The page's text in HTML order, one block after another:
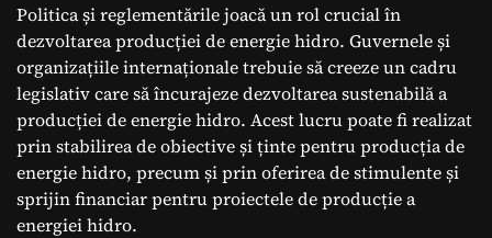
Politica și reglementările joacă un rol crucial în
dezvoltarea producției de energie hidro. Guvernele și
organizațiile internaționale trebuie să creeze un cadru
legislativ care să încurajeze dezvoltarea sustenabilă a
producției de energie hidro. Acest lucru poate fi realizat
prin stabilirea de obiective și ținte pentru producția de
energie hidro, precum și prin oferirea de stimulente și
sprijin financiar pentru proiectele de producție a
energiei hidro.